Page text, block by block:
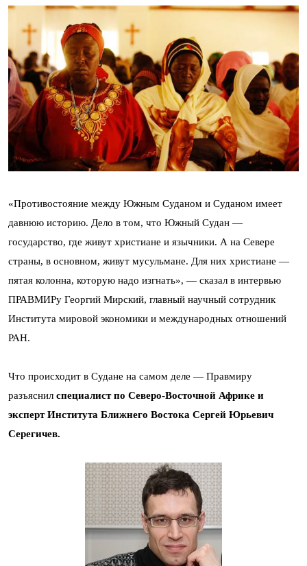
«Противостояние между Южным Суданом и Суданом имеет
давнюю историю. Дело в том, что Южный Судан —
государство, где живут христиане и язычники. А на Севере
страны, в основном, живут мусульмане. Для них христиане —
пятая колонна, которую надо изгнать», — сказал в интервью
ПРАВМИРу Георгий Мирский, главный научный сотрудник
Института мировой экономики и международных отношений
РАН.
Что происходит в Судане на самом деле — Правмиру
разъяснил специалист по Северо-Восточной Африке и
эксперт Института Ближнего Востока Сергей Юрьевич
Серегичев.